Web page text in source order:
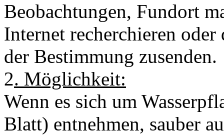
Beobachtungen, Fundort
Internet recherchieren oder
der Bestimmung zusenden.
2. Möglichkeit:
Wenn es sich um
Blatt) entnehmen, sauber